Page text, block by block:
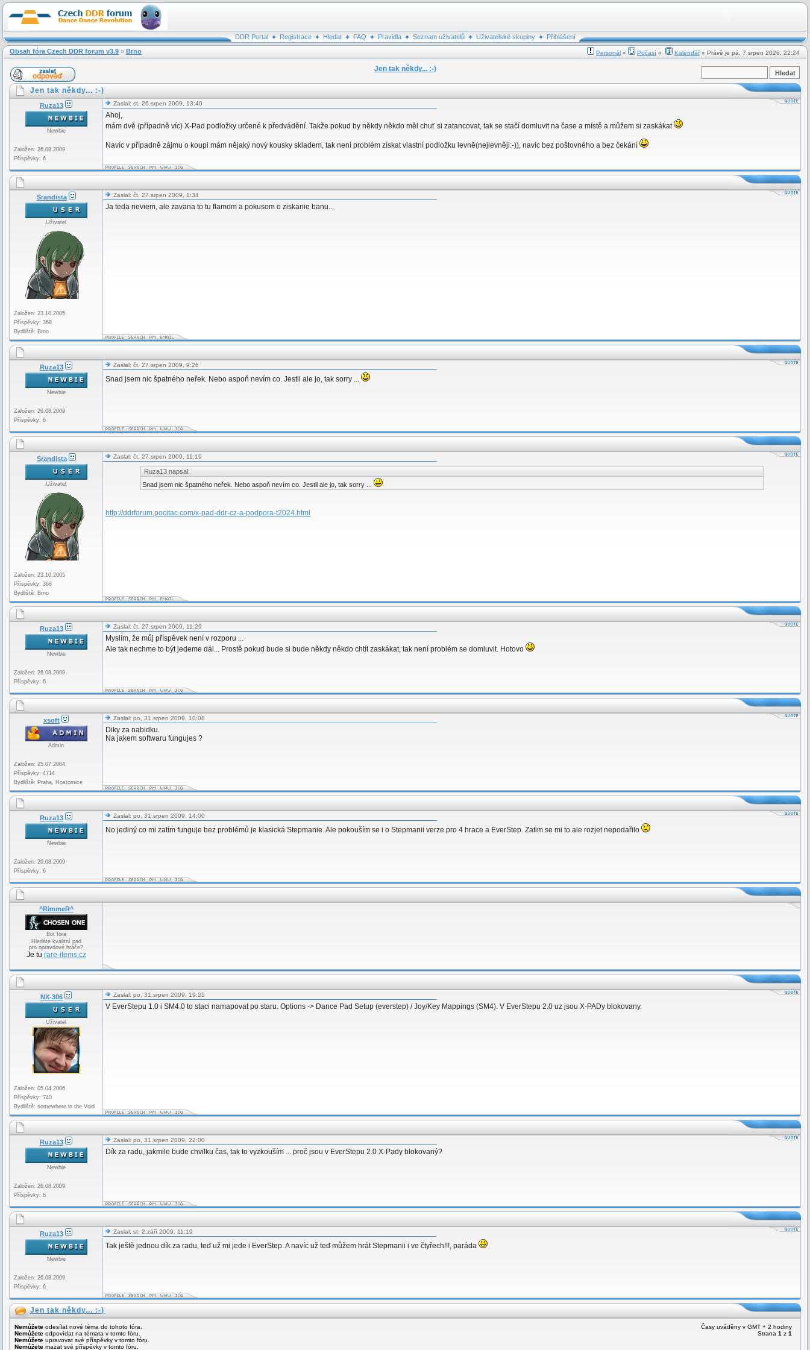
DDR Portal Registrace Hledat FAQ Pravidla Seznam uživatelů Uživatelské skupiny
Přihlášení
Obsah fóra Czech DDR forum v3.9 » Brno Personál « Počasí « Kalendář« Právě je pá, 7.srpen 2026, 22:24
Jen tak někdy... :-)
Jen tak někdy... :-)
Ruza13
Newbie
Založen: 26.08.2009
Příspěvky: 6
Zaslal: st, 26.srpen 2009, 13:40
Ahoj,
mám dvě (případně víc) X-Pad podložky určené k předvádění. Takže pokud by někdy někdo měl chuť si zatancovat, tak se stačí domluvit na čase a místě a můžem si zaskákat
Navíc v případně zájmu o koupi mám nějaký nový kousky skladem, tak není problém získat vlastní podložku levně(nejlevněji:-)), navíc bez poštovného a bez čekání
Srandista
Uživatel
Založen: 23.10.2005
Příspěvky: 368
Bydliště: Brno
Zaslal: čt, 27.srpen 2009, 1:34
Ja teda neviem, ale zavana to tu flamom a pokusom o ziskanie banu...
Ruza13
Newbie
Založen: 26.08.2009
Příspěvky: 6
Zaslal: čt, 27.srpen 2009, 9:26
Snad jsem nic špatného neřek. Nebo aspoň nevím co. Jestli ale jo, tak sorry ...
Srandista
Uživatel
Založen: 23.10.2005
Příspěvky: 368
Bydliště: Brno
Zaslal: čt, 27.srpen 2009, 11:19
Ruza13 napsal:
Snad jsem nic špatného neřek. Nebo aspoň nevím co. Jestli ale jo, tak sorry ...
http://ddrforum.pocitac.com/x-pad-ddr-cz-a-podpora-t2024.html
Ruza13
Newbie
Založen: 26.08.2009
Příspěvky: 6
Zaslal: čt, 27.srpen 2009, 11:29
Myslím, že můj příspěvek není v rozporu ...
Ale tak nechme to být jedeme dál... Prostě pokud bude si bude někdy někdo chtít zaskákat, tak není problém se domluvit. Hotovo
xsoft
Admin
Založen: 25.07.2004
Příspěvky: 4714
Bydliště: Praha, Hostomice
Zaslal: po, 31.srpen 2009, 10:08
Diky za nabidku.
Na jakem softwaru fungujes ?
Ruza13
Newbie
Založen: 26.08.2009
Příspěvky: 6
Zaslal: po, 31.srpen 2009, 14:00
No jediný co mi zatím funguje bez problémů je klasická Stepmanie. Ale pokouším se i o Stepmanii verze pro 4 hrace a EverStep. Zatim se mi to ale rozjet nepodařilo
^RimmeR^
Bot fora
Hledáte kvalitní pad
pro opravdové hráče?
Je tu rare-items.cz
NX-306
Uživatel
Založen: 05.04.2006
Příspěvky: 740
Bydliště: somewhere in the Void
Zaslal: po, 31.srpen 2009, 19:25
V EverStepu 1.0 i SM4.0 to staci namapovat po staru. Options -> Dance Pad Setup (everstep) / Joy/Key Mappings (SM4). V EverStepu 2.0 uz jsou X-PADy blokovany.
Ruza13
Newbie
Založen: 26.08.2009
Příspěvky: 6
Zaslal: po, 31.srpen 2009, 22:00
Dík za radu, jakmile bude chvilku čas, tak to vyzkouším ... proč jsou v EverStepu 2.0 X-Pady blokovaný?
Ruza13
Newbie
Založen: 26.08.2009
Příspěvky: 6
Zaslal: st, 2.září 2009, 11:19
Tak ještě jednou dík za radu, teď už mi jede i EverStep. A navíc už teď můžem hrát Stepmanii i ve čtyřech!!!, paráda
Jen tak někdy... :-)
Nemůžete odesílat nové téma do tohoto fóra.
Nemůžete odpovídat na témata v tomto fóru.
Nemůžete upravovat své příspěvky v tomto fóru.
Nemůžete mazat své příspěvky v tomto fóru.
Časy uváděny v GMT + 2 hodiny
Strana 1 z 1